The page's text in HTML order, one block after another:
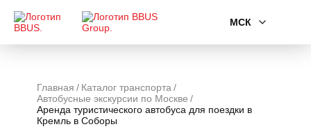
МСК
Главная
Каталог транспорта
Автобусные экскурсии по Москве
Аренда туристического автобуса для поездки в
Кремль в Соборы